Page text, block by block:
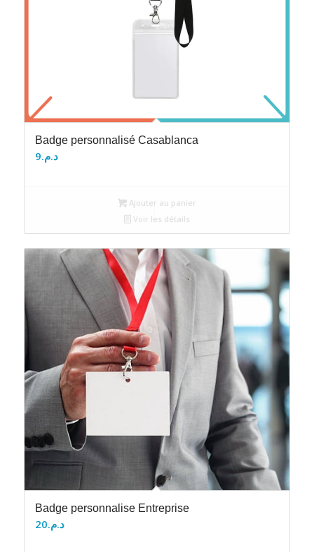
Badge personnalisé Casablanca
د.م.9
Ajouter au panier
Voir les détails
Badge personnalise Entreprise
د.م.20